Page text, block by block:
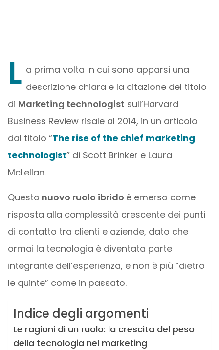
L a prima volta in cui sono apparsi una
descrizione chiara e la citazione del titolo
di Marketing technologist sull’Harvard
Business Review risale al 2014, in un articolo
dal titolo “The rise of the chief marketing
technologist” di Scott Brinker e Laura
McLellan.
Questo nuovo ruolo ibrido è emerso come
risposta alla complessità crescente dei punti
di contatto tra clienti e aziende, dato che
ormai la tecnologia è diventata parte
integrante dell’esperienza, e non è più “dietro
le quinte” come in passato.
Indice degli argomenti
Le ragioni di un ruolo: la crescita del peso
della tecnologia nel marketing